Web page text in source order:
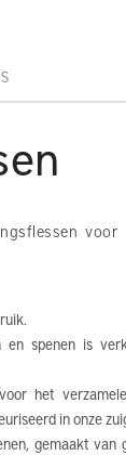
spenen is
het
in onze
gemaakt